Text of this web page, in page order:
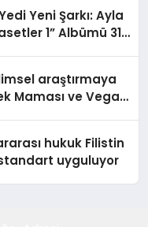
Yeni Şarkı: Ayla
1” Albümü 31
araştırmaya
Maması ve Vegan
hukuk Filistin
uyguluyor